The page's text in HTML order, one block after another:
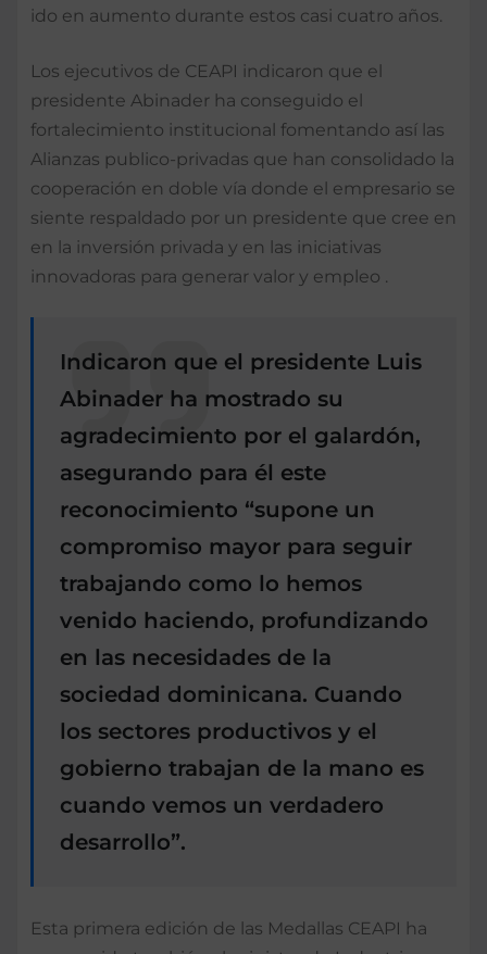
ido en aumento durante estos casi cuatro años.
Los ejecutivos de CEAPI indicaron que el
presidente Abinader ha conseguido el
fortalecimiento institucional fomentando así las
Alianzas publico-privadas que han consolidado la
cooperación en doble vía donde el empresario se
siente respaldado por un presidente que cree en
en la inversión privada y en las iniciativas
innovadoras para generar valor y empleo .
Indicaron que el presidente Luis
Abinader ha mostrado su
agradecimiento por el galardón,
asegurando para él este
reconocimiento “supone un
compromiso mayor para seguir
trabajando como lo hemos
venido haciendo, profundizando
en las necesidades de la
sociedad dominicana. Cuando
los sectores productivos y el
gobierno trabajan de la mano es
cuando vemos un verdadero
desarrollo”.
Esta primera edición de las Medallas CEAPI ha